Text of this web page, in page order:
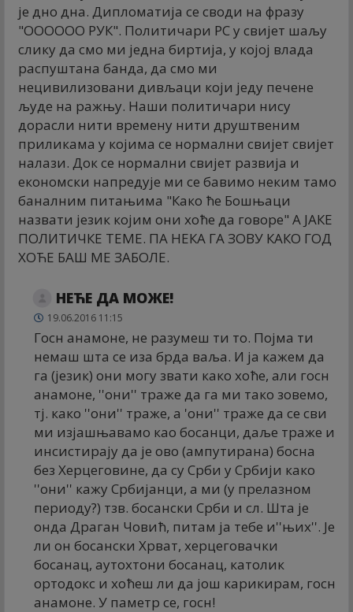
је дно дна. Дипломатија се своди на фразу
"ОООООО РУК". Политичари РС у свијет шаљу
слику да смо ми једна биртија, у којој влада
распуштана банда, да смо ми
нецивилизовани дивљаци који једу печене
људе на ражњу. Наши политичари нису
дорасли нити времену нити друштвеним
приликама у којима се нормални свијет свијет
налази. Док се нормални свијет развија и
економски напредује ми се бавимо неким тамо
баналним питањима "Како ће Бошњаци
назвати језик којим они хоће да говоре" А ЈАКЕ
ПОЛИТИЧКЕ ТЕМЕ. ПА НЕКА ГА ЗОВУ КАКО ГОД
ХОЋЕ БАШ МЕ ЗАБОЛЕ.
НЕЋЕ ДА МОЖЕ!
19.06.2016 11:15
Госн анамоне, не разумеш ти то. Појма ти
немаш шта се иза брда ваља. И ја кажем да
га (језик) они могу звати како хоће, али госн
анамоне, ''они'' траже да га ми тако зовемо,
тј. како ''они'' траже, а 'они'' траже да се сви
ми изјашњавамо као босанци, даље траже и
инсистирају да је ово (ампутирана) босна
без Херцеговине, да су Срби у Србији како
''они'' кажу Србијанци, а ми (у прелазном
периоду?) тзв. босански Срби и сл. Шта је
онда Драган Човић, питам ја тебе и''њих''. Је
ли он босански Хрват, херцеговачки
босанац, аутохтони босанац, католик
ортодокс и хоћеш ли да још карикирам, госн
анамоне. У паметр се, госн!